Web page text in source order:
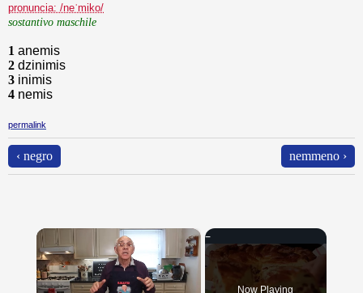
pronuncia: /neˈmiko/
sostantivo maschile
1 anemis
2 dzinimis
3 inimis
4 nemis
permalink
‹ negro nemmeno ›
×
Now Playing